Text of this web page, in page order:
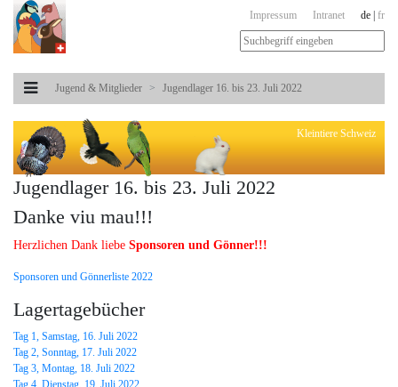
Impressum Intranet de| fr
Jugend & Mitglieder Jugendlager 16. bis 23. Juli 2022
Kleintiere Schweiz
Jugendlager 16. bis 23. Juli 2022
Danke viu mau!!!
Herzlichen Dank liebe Sponsoren und Gönner!!!
Sponsoren und Gönnerliste 2022
Lagertagebücher
Tag 1, Samstag, 16. Juli 2022
Tag 2, Sonntag, 17. Juli 2022
Tag 3, Montag, 18. Juli 2022
Tag 4, Dienstag, 19. Juli 2022